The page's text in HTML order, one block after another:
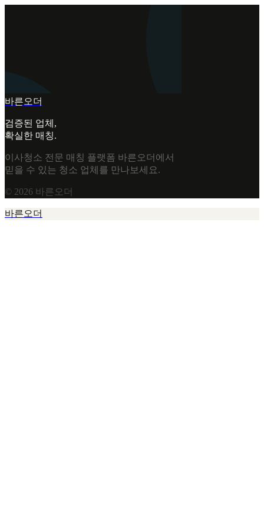
바른오더
검증된 업체,
확실한 매칭.
이사청소 전문 매칭 플랫폼 바른오더에서
믿을 수 있는 청소 업체를 만나보세요.
© 2026 바른오더
바른오더